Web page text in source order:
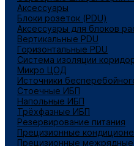
Аксессуары
Блоки розеток (PDU)
Аксессуары для блоков
Вертикальные PDU
Горизонтальные PDU
Система изоляции
Микро ЦОД
Источники
Стоечные ИБП
Напольные ИБП
Трёхфазные ИБП
Резервирование питания
Прецизионные
Прецизионные межрядные